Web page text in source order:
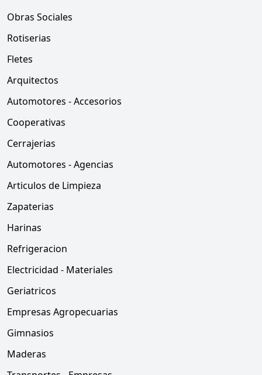
Obras Sociales
Rotiserias
Fletes
Arquitectos
Automotores - Accesorios
Cooperativas
Cerrajerias
Automotores - Agencias
Articulos de Limpieza
Zapaterias
Harinas
Refrigeracion
Electricidad - Materiales
Geriatricos
Empresas Agropecuarias
Gimnasios
Maderas